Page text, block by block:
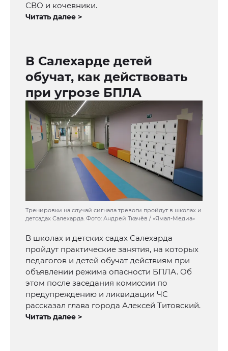
СВО и кочевники.
Читать далее >
В Салехарде детей
обучат, как действовать
при угрозе БПЛА
Тренировки на случай сигнала тревоги пройдут в школах и
детсадах Салехарда. Фото: Андрей Ткачёв / «Ямал-Медиа»
В школах и детских садах Салехарда
пройдут практические занятия, на которых
педагогов и детей обучат действиям при
объявлении режима опасности БПЛА. Об
этом после заседания комиссии по
предупреждению и ликвидации ЧС
рассказал глава города Алексей Титовский.
Читать далее >